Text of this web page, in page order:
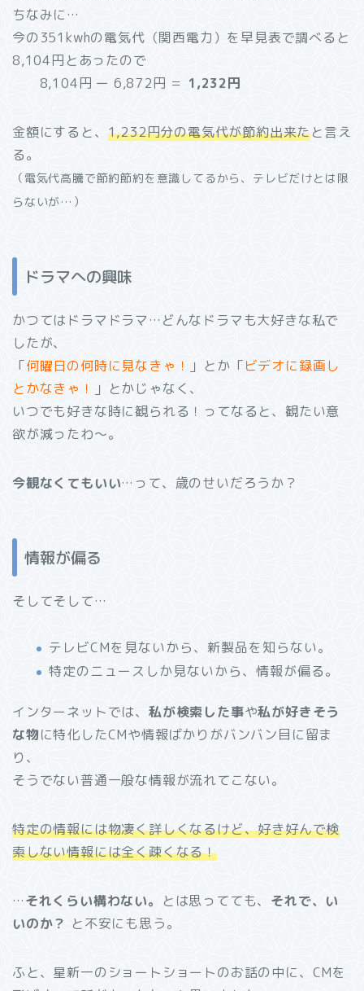
ちなみに…
今の351kwhの電気代（関西電力）を早見表で調べると
8,104円とあったので
8,104円 ー 6,872円 ＝ 1,232円
金額にすると、 1,232円分の電気代が節約出来たと言え
る。
（電気代高騰で節約節約を意識してるから、テレビだけとは限
らないが…）
ドラマへの興味
かつてはドラマドラマ…どんなドラマも大好きな私で
したが、
「何曜日の何時に見なきゃ！ 」とか「ビデオに録画し
とかなきゃ！
」とかじゃなく、
いつでも好きな時に観られる！ってなると、観たい意
欲が減ったわ～。
今観なくてもいい…って、歳のせいだろうか？
情報が偏る
そしてそして…
テレビCMを見ないから、新製品を知らない。
特定のニュースしか見ないから、情報が偏る。
インターネットでは、 私が検索した事や私が好きそう
な物に特化したCMや情報ばかりがバンバン目に留ま
り、
そうでない普通一般な情報が流れてこない。
特定の情報には物凄く詳しくなるけど、好き好んで検
索しない情報には全く疎くなる！
…それくらい構わない。 とは思ってても、 それで、い
いのか？ と不安にも思う。
ふと、星新一のショートショートのお話の中に、CMを